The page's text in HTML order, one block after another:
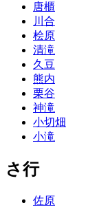
唐櫃
川合
桧原
清滝
久豆
熊内
栗谷
神滝
小切畑
小滝
さ行
佐原